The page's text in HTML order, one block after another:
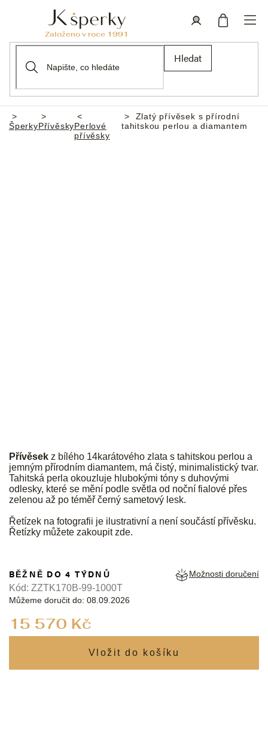
Hledat
Domů
ŠperkyPřívěskyPerlové
přívěsky
Zlatý přívěsek s přírodní
tahitskou perlou a diamantem
Přívěsek z bílého 14karátového zlata s tahitskou perlou a
jemným přírodním diamantem, má čistý, minimalistický tvar.
Tahitská perla okouzluje hlubokými tóny s duhovými
odlesky, které se mění podle světla od noční fialové přes
zelenou až po téměř černý sametový lesk.
Řetízek na fotografii je ilustrativní a není součástí přívěsku.
Řetízky můžete zakoupitzde.
15 570 Kč
BĚŽNĚ DO 4 TÝDNŮ
Můžeme doručit do: 08.09.2026
Možnosti doručení
Kód: ZZTK170B-99-1000T